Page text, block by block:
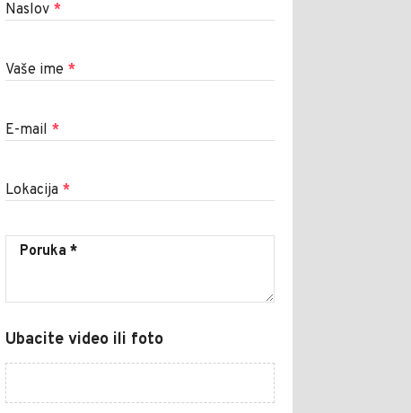
Naslov *
Vaše ime *
E-mail *
Lokacija *
Ubacite video ili foto